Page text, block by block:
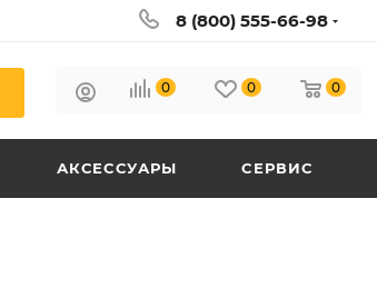
8 (800) 555-66-98
0 0 0
АКСЕССУАРЫ СЕРВИС